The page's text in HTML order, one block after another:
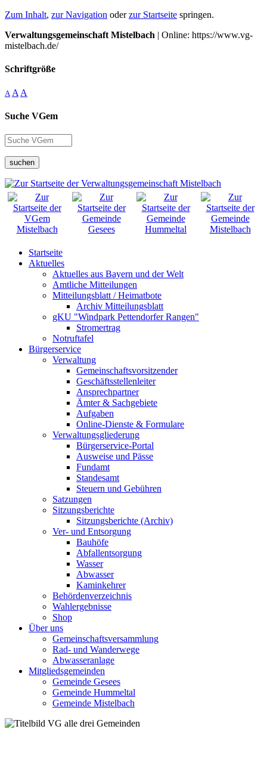
Zum Inhalt, zur Navigation oderzur Startseite springen.
Verwaltungsgemeinschaft Mistelbach | Online: https://www.vg-
mistelbach.de/
Schriftgröße
A A A
Suche VGem
suchen
Startseite
Aktuelles
Aktuelles aus Bayern und der Welt
Amtliche Mitteilungen
Mitteilungsblatt / Heimatbote
Archiv Mitteilungsblatt
gKU "Windpark Pettendorfer Rangen"
Stromertrag
Notruftafel
Bürgerservice
Verwaltung
Gemeinschaftsvorsitzender
Geschäftsstellenleiter
Ansprechpartner
Ämter & Sachgebiete
Aufgaben
Online-Dienste & Formulare
Verwaltungsgliederung
Bürgerservice-Portal
Ausweise und Pässe
Fundamt
Standesamt
Steuern und Gebühren
Satzungen
Sitzungsberichte
Sitzungsberichte (Archiv)
Ver- und Entsorgung
Bauhöfe
Abfallentsorgung
Wasser
Abwasser
Kaminkehrer
Behördenverzeichnis
Wahlergebnisse
Shop
Über uns
Gemeinschaftsversammlung
Rad- und Wanderwege
Abwasseranlage
Mitgliedsgemeinden
Gemeinde Gesees
Gemeinde Hummeltal
Gemeinde Mistelbach